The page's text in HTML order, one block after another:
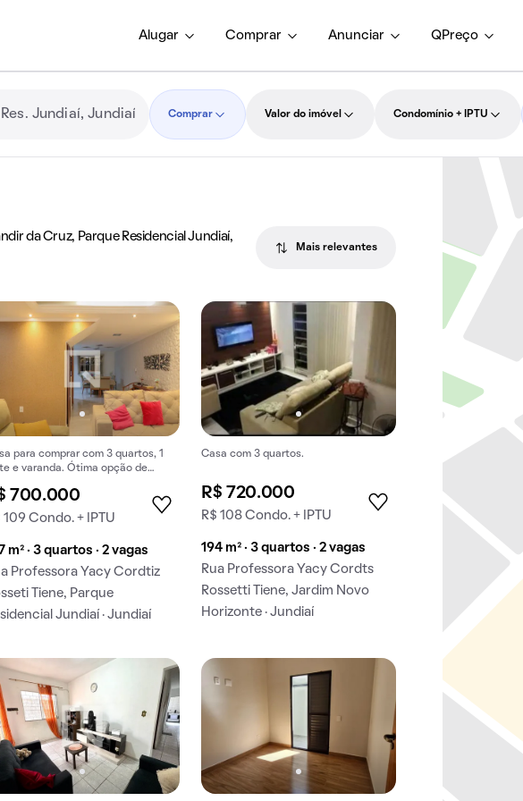
Alugar Comprar Anunciar QPreço
Comprar Valor do imóvel Condomínio + IPTU
da Cruz, Parque Residencial Jundiaí,
Mais relevantes
para comprar com 3 quartos, 1
e varanda. Ótima opção de
700.000
109 Condo. + IPTU
m² · 3 quartos · 2 vagas
Professora Yacy Cordtiz
Tiene, Parque
Jundiaí · Jundiaí
Casa com 3 quartos.
R$ 720.000
R$ 108 Condo. + IPTU
194 m² · 3 quartos · 2 vagas
Rua Professora Yacy Cordts
Rossetti Tiene, Jardim Novo
Horizonte · Jundiaí